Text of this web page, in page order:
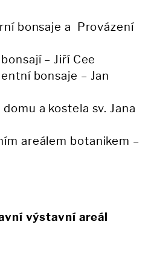
bonsaje a Provázení
– Jiří Cee
bonsaje – Jan
a kostela sv. Jana
areálem botanikem –
výstavní areál